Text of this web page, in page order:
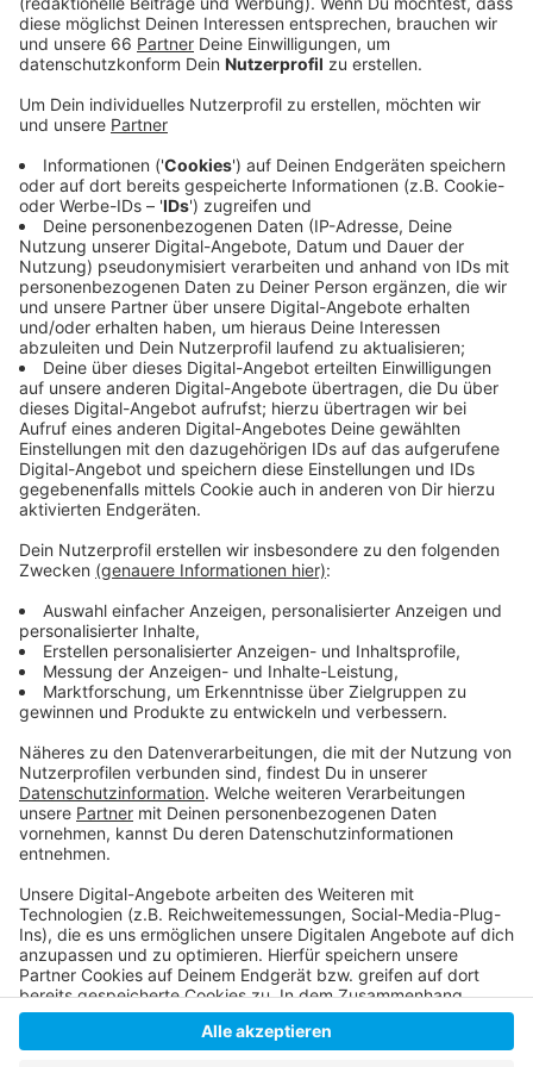
Veröffentlicht:Donnerstag, 11.08.2022 13:59
Wer ohne Maske erwischt wird, muss unter Umständen
tief in die Tasche greifen: 150 € Bußgeld werden dann
fällig. Für das Unternehmen steht fest: Die Maske sei
immer noch der beste Schutz vor einer Ansteckung
mit Corona. Da die Bereitschaft sinke sie zu tragen,
müsse man gegensteuern, heißt es. In den U-
Bahnhöfen der Rheinbahn muss keine medizinische
Maske mehr getragen werden.
Anzeige
Weitere Infos und Links zum Thema:
Anzeige
Aktuell gehen die Corona-Zahlen leicht zurück
Warum eine vierte Impfung wichtig werden könnte
Unsere Corona-Sonderseite
Anzeige
Anzeige